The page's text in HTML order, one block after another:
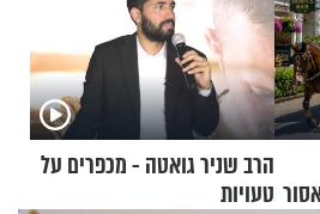
הרב שניר גואטה - מכפרים על
טעויות